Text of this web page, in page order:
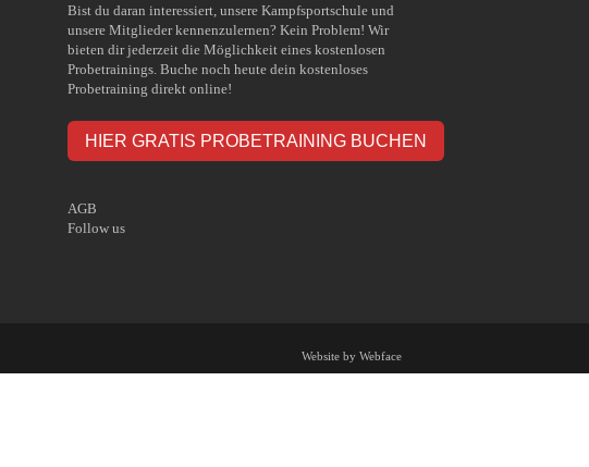
Bist du daran interessiert, unsere Kampfsportschule und
unsere Mitglieder kennenzulernen? Kein Problem! Wir
bieten dir jederzeit die Möglichkeit eines kostenlosen
Probetrainings. Buche noch heute dein kostenloses
Probetraining direkt online!
HIER GRATIS PROBETRAINING BUCHEN
AGB
Follow us
Website by Webface